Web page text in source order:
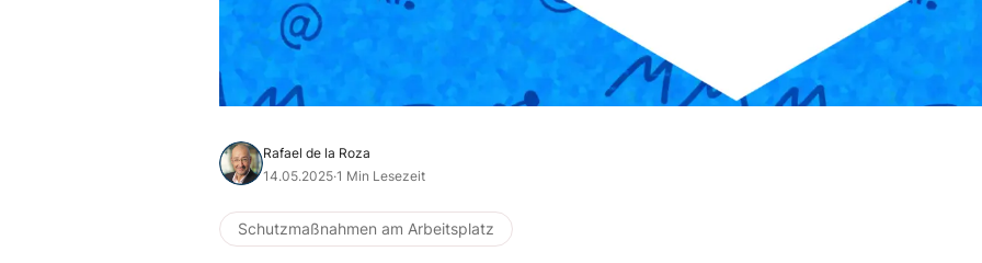
Rafael de la Roza
14.05.2025·1 Min Lesezeit
Schutzmaßnahmen am Arbeitsplatz